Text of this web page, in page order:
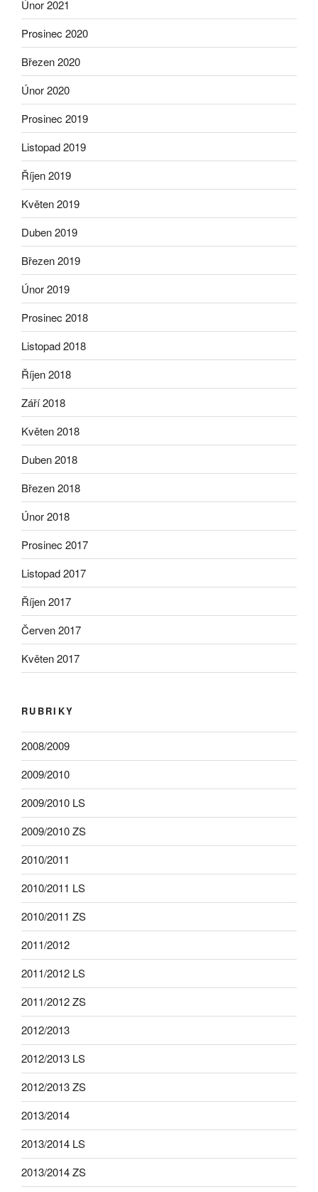
Únor 2021
Prosinec 2020
Březen 2020
Únor 2020
Prosinec 2019
Listopad 2019
Říjen 2019
Květen 2019
Duben 2019
Březen 2019
Únor 2019
Prosinec 2018
Listopad 2018
Říjen 2018
Září 2018
Květen 2018
Duben 2018
Březen 2018
Únor 2018
Prosinec 2017
Listopad 2017
Říjen 2017
Červen 2017
Květen 2017
RUBRIKY
2008/2009
2009/2010
2009/2010 LS
2009/2010 ZS
2010/2011
2010/2011 LS
2010/2011 ZS
2011/2012
2011/2012 LS
2011/2012 ZS
2012/2013
2012/2013 LS
2012/2013 ZS
2013/2014
2013/2014 LS
2013/2014 ZS